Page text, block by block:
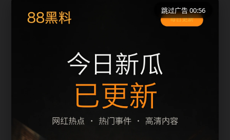
移动端访问建议优先使用栏目页和 sitemap，快
热门合集阅读入口整理
插曲视频免费高清观看动漫主题线索汇总
跳过广告 00:56